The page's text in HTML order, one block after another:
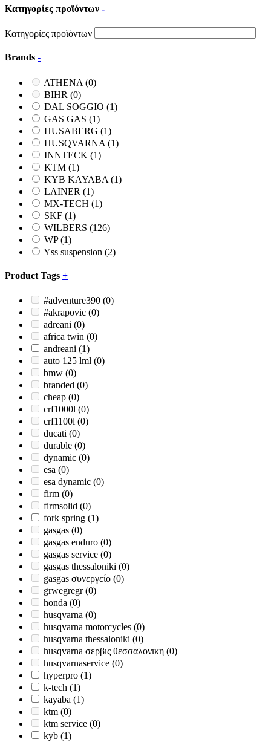
Κατηγορίες προϊόντων -
Κατηγορίες προϊόντων
Brands -
ATHENA (0)
BIHR (0)
DAL SOGGIO (1)
GAS GAS (1)
HUSABERG (1)
HUSQVARNA (1)
INNTECK (1)
KTM (1)
KYB KAYABA (1)
LAINER (1)
MX-TECH (1)
SKF (1)
WILBERS (126)
WP(1)
Yss suspension (2)
Product Tags +
#adventure390 (0)
#akrapovic (0)
adreani (0)
africa twin (0)
andreani (1)
auto 125 lml (0)
bmw (0)
branded (0)
cheap (0)
crf1000l (0)
crf1100l (0)
ducati (0)
durable (0)
dynamic (0)
esa (0)
esa dynamic (0)
firm (0)
firmsolid (0)
fork spring (1)
gasgas (0)
gasgas enduro (0)
gasgas service (0)
gasgas thessaloniki (0)
gasgas συνεργείο (0)
grwegregr(0)
honda (0)
husqvarna (0)
husqvarna motorcycles (0)
husqvarna thessaloniki (0)
husqvarna σερβις θεσσαλονικη (0)
husqvarnaservice (0)
hyperpro (1)
k-tech (1)
kayaba (1)
ktm (0)
ktm service (0)
kyb (1)